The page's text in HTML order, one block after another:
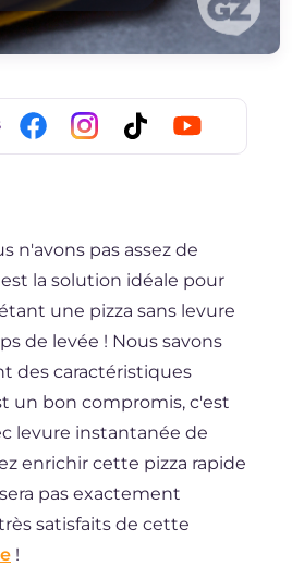
n'avons pas assez de
la solution idéale pour
une pizza sans levure
de levée ! Nous savons
des caractéristiques
un bon compromis, c'est
levure instantanée de
enrichir cette pizza rapide
pas exactement
satisfaits de cette
!